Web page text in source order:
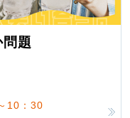
題
10：30